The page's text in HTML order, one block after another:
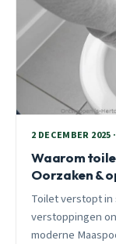
2 DECEMBER 2025
Waarom
Oorzaken &
Toilet verstopt
verstoppingen
moderne